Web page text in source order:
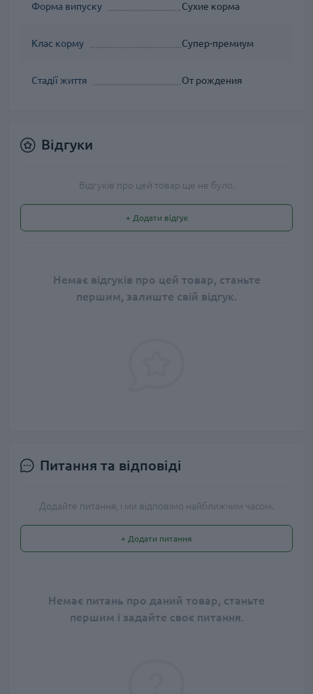
Форма випуску Сухие корма
Клас корму Супер-премиум
Стадії життя От рождения
Відгуки
Відгуків про цей товар ще не було.
+ Додати відгук
Немає відгуків про цей товар, станьте
першим, залиште свій відгук.
Питання та відповіді
Додайте питання, і ми відповімо найближчим часом.
+ Додати питання
Немає питань про даний товар, станьте
першим і задайте своє питання.